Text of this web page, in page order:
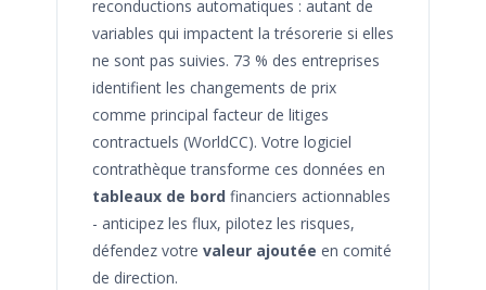
reconductions automatiques : autant de
variables qui impactent la trésorerie si elles
ne sont pas suivies. 73 % des entreprises
identifient les changements de prix
comme principal facteur de litiges
contractuels (WorldCC). Votre logiciel
contrathèque transforme ces données en
tableaux de bord financiers actionnables
- anticipez les flux, pilotez les risques,
défendez votre valeur ajoutée en comité
de direction.